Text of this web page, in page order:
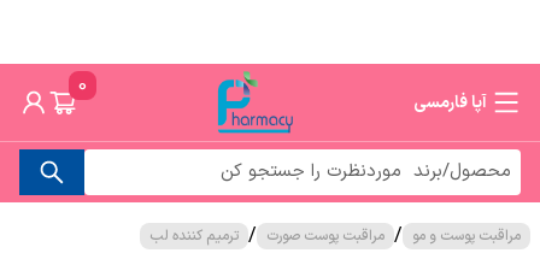
آپا فارمسی
0
مراقبت پوست و مو / مراقبت پوست صورت / ترمیم کننده لب